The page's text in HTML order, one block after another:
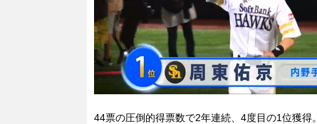
44票の圧倒的得票数で2年連続、4度目の1位獲得。